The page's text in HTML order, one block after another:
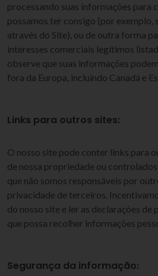
processando suas informações para
possamos ter consigo (por exemplo,
através do Site), ou de outra forma
interesses comerciais legítimos
observe que suas informações
fora da Europa, incluindo Canadá e
Links para outros sites:
O nosso site pode conter links para
de nossa propriedade ou
que não somos responsáveis por
privacidade de terceiros.
do nosso site e ler as declarações de
que possa recolher informações
Segurança da informação: